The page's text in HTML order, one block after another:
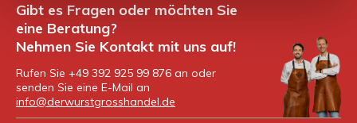
Gibt es Fragen oder möchten Sie
eine Beratung?
Nehmen Sie Kontakt mit uns auf!
Rufen Sie +49 392 925 99 876 an oder
senden Sie eine E-Mail an
info@derwurstgrosshandel.de